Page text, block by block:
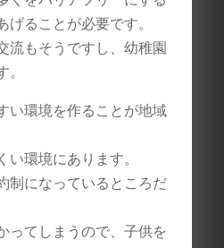
ることが必要です。
流もそうですし、幼稚園
。
い環境を作ることが地域
環境にあります。
制になっているところだ
ってしまうので、子供を